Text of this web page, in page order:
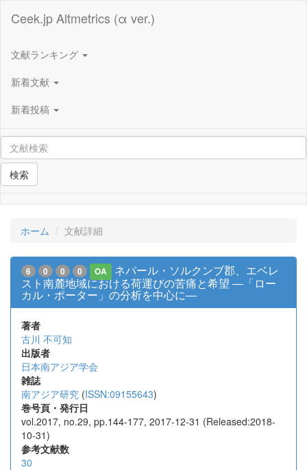
Ceek.jp Altmetrics (α ver.)
文献ランキング
新着文献
新着投稿
検索
ホーム 文献詳細
6 0 0 0 OA
ネパール・ソルクンブ郡、エベレ
スト南麓地域における荷運びの苦痛と希望 ―「ロー
カル・ポーター」の分析を中心に―
著者
古川 不可知
出版者
日本南アジア学会
雑誌
南アジア研究 (ISSN:09155643)
巻号頁・発行日
vol.2017, no.29, pp.144-177, 2017-12-31 (Released:2018-
10-31)
参考文献数
30